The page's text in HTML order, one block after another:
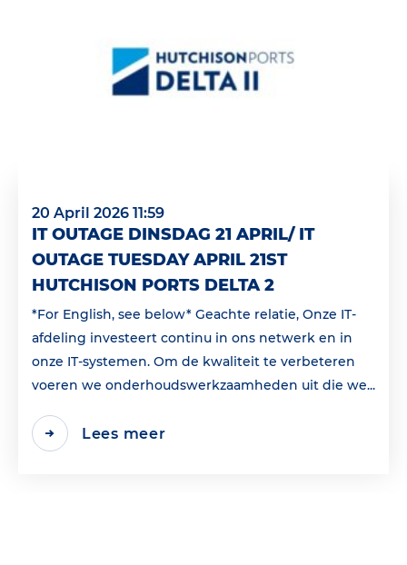
20 April 2026 11:59
IT OUTAGE DINSDAG 21 APRIL/ IT
OUTAGE TUESDAY APRIL 21ST
HUTCHISON PORTS DELTA 2
*For English, see below* Geachte relatie, Onze IT-
afdeling investeert continu in ons netwerk en in
onze IT-systemen. Om de kwaliteit te verbeteren
voeren we onderhoudswerkzaamheden uit die we...
Lees meer